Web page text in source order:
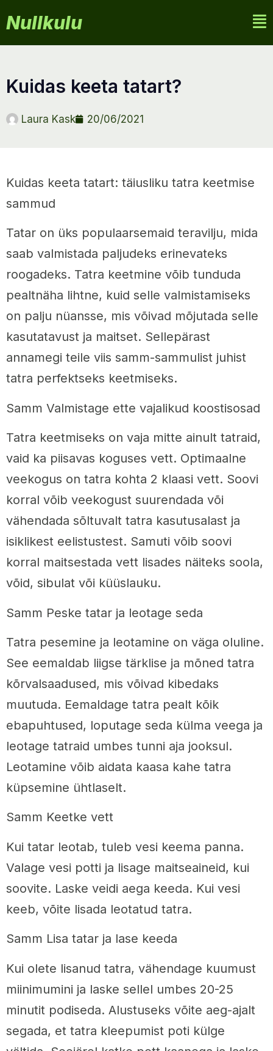
Nullkulu
kuidas keeta tatart?
Laura Kask 20/06/2021
Kuidas keeta tatart: täiusliku tatra keetmise
sammud
Tatar on üks populaarsemaid teravilju, mida
saab valmistada paljudeks erinevateks
roogadeks. Tatra keetmine võib tunduda
pealtnäha lihtne, kuid selle valmistamiseks
on palju nüansse, mis võivad mõjutada selle
kasutatavust ja maitset. Sellepärast
annamegi teile viis samm-sammulist juhist
tatra perfektseks keetmiseks.
Samm Valmistage ette vajalikud koostisosad
Tatra keetmiseks on vaja mitte ainult tatraid,
vaid ka piisavas koguses vett. Optimaalne
veekogus on tatra kohta 2 klaasi vett. Soovi
korral võib veekogust suurendada või
vähendada sõltuvalt tatra kasutusalast ja
isiklikest eelistustest. Samuti võib soovi
korral maitsestada vett lisades näiteks soola,
võid, sibulat või küüslauku.
Samm Peske tatar ja leotage seda
Tatra pesemine ja leotamine on väga oluline.
See eemaldab liigse tärklise ja mõned tatra
kõrvalsaadused, mis võivad kibedaks
muutuda. Eemaldage tatra pealt kõik
ebapuhtused, loputage seda külma veega ja
leotage tatraid umbes tunni aja jooksul.
Leotamine võib aidata kaasa kahe tatra
küpsemine ühtlaselt.
Samm Keetke vett
Kui tatar leotab, tuleb vesi keema panna.
Valage vesi potti ja lisage maitseaineid, kui
soovite. Laske veidi aega keeda. Kui vesi
keeb, võite lisada leotatud tatra.
Samm Lisa tatar ja lase keeda
Kui olete lisanud tatra, vähendage kuumust
miinimumini ja laske sellel umbes 20-25
minutit podiseda. Alustuseks võite aeg-ajalt
segada, et tatra kleepumist poti külge